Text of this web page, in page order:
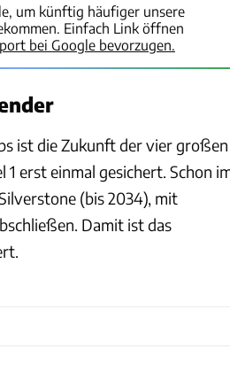
um künftig häufiger unsere
Einfach Link öffnen
bei Google bevorzugen.
ist die Zukunft der vier großen
erst einmal gesichert. Schon
(bis 2034), mit
Damit ist das